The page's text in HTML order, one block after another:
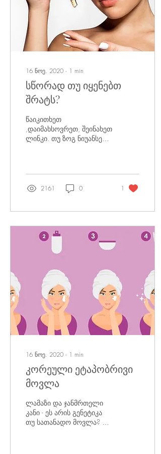
16 ნოე. 2020 ∙ 1 min
სწორად თუ იყენებთ
შრატს?
წაიკითხეთ
,დაიმახსოვრეთ, შეინახეთ
ლინკი. თუ ზოგ ნიუანსებს
სათანადო ეფექტი. ⠀...
2161 0 1
16 ნოე. 2020 ∙ 1 min
კორეული ეტაპობრივი
მოვლა
ლამაზი და ჯანმრთელი
კანი - ეს არის გენეტიკა
თუ სათანადო მოვლა? ⠀